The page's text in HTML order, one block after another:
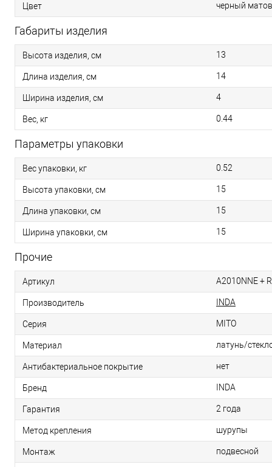
Цвет черный
Габариты изделия
Высота изделия, см 13
Длина изделия, см 14
Ширина изделия, см 4
Вес, кг 0.44
Параметры упаковки
Вес упаковки, кг 0.52
Высота упаковки, см 15
Длина упаковки, см 15
Ширина упаковки, см 15
Прочие
Артикул A2010NNE +
Производитель INDA
Серия MITO
Материал латунь/
Антибактериальное покрытие нет
Бренд INDA
Гарантия 2 года
Метод крепления шурупы
Монтаж подвесной